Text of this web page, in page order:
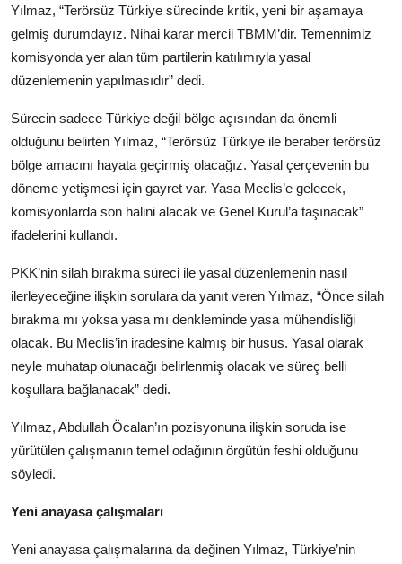
Yılmaz, “Terörsüz Türkiye sürecinde kritik, yeni bir aşamaya
gelmiş durumdayız. Nihai karar mercii TBMM’dir. Temennimiz
komisyonda yer alan tüm partilerin katılımıyla yasal
düzenlemenin yapılmasıdır” dedi.
Sürecin sadece Türkiye değil bölge açısından da önemli
olduğunu belirten Yılmaz, “Terörsüz Türkiye ile beraber terörsüz
bölge amacını hayata geçirmiş olacağız. Yasal çerçevenin bu
döneme yetişmesi için gayret var. Yasa Meclis’e gelecek,
komisyonlarda son halini alacak ve Genel Kurul’a taşınacak”
ifadelerini kullandı.
PKK’nin silah bırakma süreci ile yasal düzenlemenin nasıl
ilerleyeceğine ilişkin sorulara da yanıt veren Yılmaz, “Önce silah
bırakma mı yoksa yasa mı denkleminde yasa mühendisliği
olacak. Bu Meclis’in iradesine kalmış bir husus. Yasal olarak
neyle muhatap olunacağı belirlenmiş olacak ve süreç belli
koşullara bağlanacak” dedi.
Yılmaz, Abdullah Öcalan’ın pozisyonuna ilişkin soruda ise
yürütülen çalışmanın temel odağının örgütün feshi olduğunu
söyledi.
Yeni anayasa çalışmaları
Yeni anayasa çalışmalarına da değinen Yılmaz, Türkiye’nin